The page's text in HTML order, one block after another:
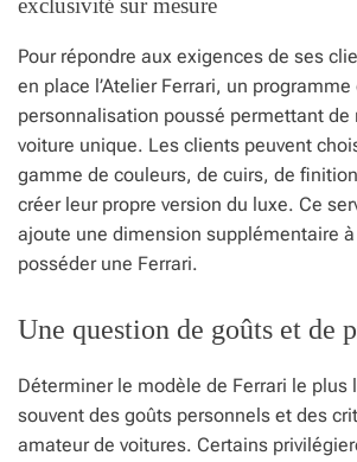
exclusivité sur mesure
Pour répondre aux exigences de ses
en place l’Atelier Ferrari, un programme
personnalisation poussé permettant de
voiture unique. Les clients peuvent
gamme de couleurs, de cuirs, de
créer leur propre version du luxe. Ce
ajoute une dimension supplémentaire à
posséder une Ferrari.
Une question de goûts et de
Déterminer le modèle de Ferrari le plus
souvent des goûts personnels et des
amateur de voitures. Certains